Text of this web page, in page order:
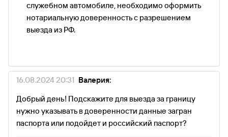
служебном автомобиле, необходимо оформить
нотариальную доверенность с разрешением
выезда из РФ.
16.08.2024 20:31 Валерия:
Добрый день! Подскажите для выезда за границу
нужно указывать в доверенности данные загран
паспорта или подойдет и российский паспорт?